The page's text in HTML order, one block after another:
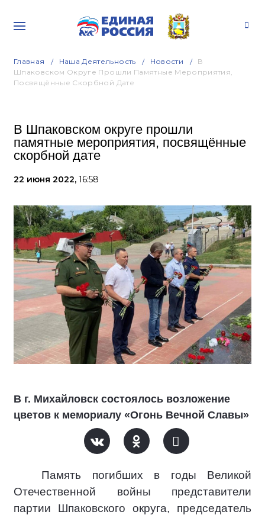
Главная Наша Деятельность Новости
В
Шпаковском Округе Прошли Памятные Мероприятия,
Посвящённые Скорбной Дате
В Шпаковском округе прошли
памятные мероприятия, посвящённые
скорбной дате
22 июня 2022, 16:58
В г. Михайловск состоялось возложение
цветов к мемориалу «Огонь Вечной Славы»
Память погибших в годы Великой
Отечественной войны представители
партии Шпаковского округа, председатель